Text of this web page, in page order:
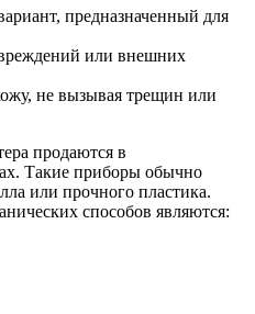
предназначенный для
или внешних
не вызывая трещин или
продаются в
Такие приборы обычно
или прочного пластика.
способов являются: